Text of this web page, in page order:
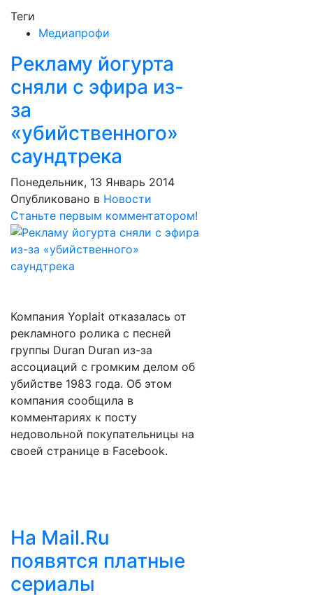
Теги
Медиапрофи
Рекламу йогурта
сняли с эфира из-
за
«убийственного»
саундтрека
Понедельник, 13 Январь 2014
Опубликовано в Новости
Станьте первым комментатором!
Компания Yoplait отказалась от
рекламного ролика с песней
группы Duran Duran из-за
ассоциаций с громким делом об
убийстве 1983 года. Об этом
компания сообщила в
комментариях к посту
недовольной покупательницы на
своей странице в Facebook.
На Mail.Ru
появятся платные
сериалы